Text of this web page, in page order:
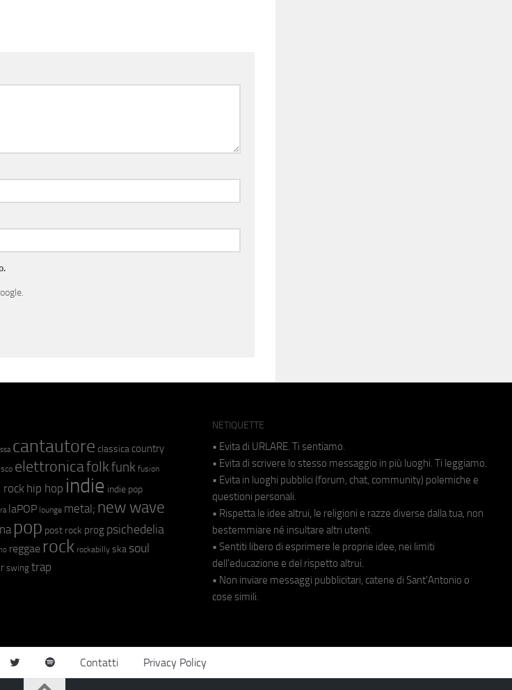
cantautore classica country
elettronicafolkfunk fusion
rock hip hop indie indie pop
laPOP lounge metal; new wave
pop post rock prog psichedelia
reggae rock rockabilly ska soul
swing trap
NETIQUETTE
• Evita di URLARE. Ti sentiamo.
• Evita di scrivere lo stesso messaggio in più luoghi. Ti leggiamo.
• Evita in luoghi pubblici (forum, chat, community) polemiche e
questioni personali.
• Rispetta le idee altrui, le religioni e razze diverse dalla tua, non
bestemmiare né insultare altri utenti.
• Sentiti libero di esprimere le proprie idee, nei limiti
dell'educazione e del rispetto altrui.
• Non inviare messaggi pubblicitari, catene di Sant'Antonio o
cose simili.
Contatti Privacy Policy